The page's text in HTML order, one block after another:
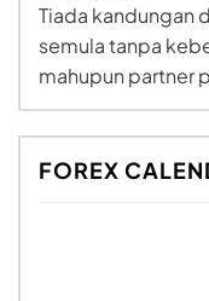
Tiada kandungan
semula tanpa
mahupun partner
FOREX